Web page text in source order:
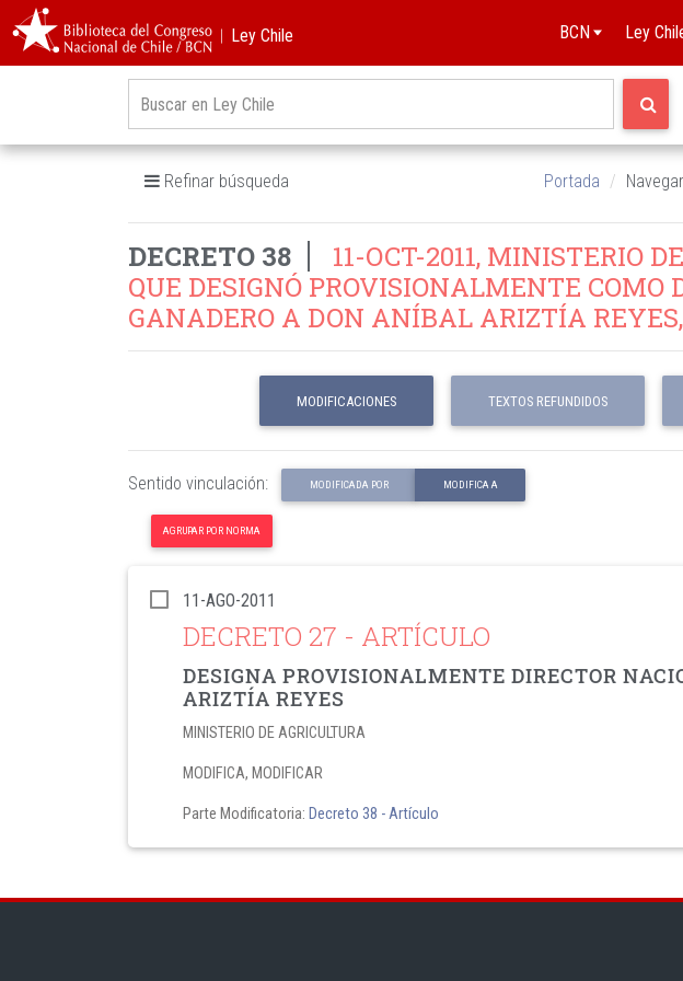
︱Ley Chile BCN Ley
Refinar búsqueda Portada
DECRETO 38
11-OCT-2011, MINISTERIO
QUE DESIGNÓ PROVISIONALMENTE
GANADERO A DON ANÍBAL ARIZTÍA
MODIFICACIONES TEXTOS REFUNDIDOS
Sentido vinculación: MODIFICADA POR MODIFICA A
AGRUPAR POR NORMA
11-AGO-2011
DECRETO 27 - ARTÍCULO
DESIGNA PROVISIONALMENTE DIRECTOR
ARIZTÍA REYES
MINISTERIO DE AGRICULTURA
MODIFICA, MODIFICAR
Parte Modificatoria: Decreto 38 - Artículo